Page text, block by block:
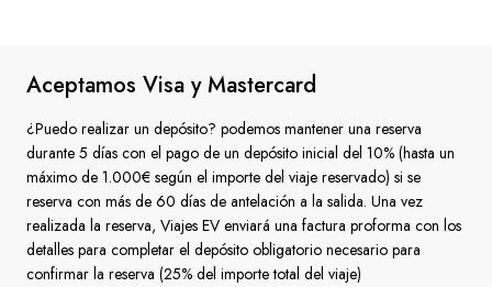
Aceptamos Visa y Mastercard
¿Puedo realizar un depósito? podemos mantener una reserva
durante 5 días con el pago de un depósito inicial del 10% (hasta un
máximo de 1.000€ según el importe del viaje reservado) si se
reserva con más de 60 días de antelación a la salida. Una vez
realizada la reserva, Viajes EV enviará una factura proforma con los
detalles para completar el depósito obligatorio necesario para
confirmar la reserva (25% del importe total del viaje)